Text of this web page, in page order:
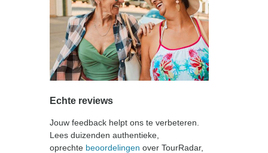
Echte reviews
Jouw feedback helpt ons te verbeteren.
Lees duizenden authentieke,
oprechte beoordelingen over TourRadar,